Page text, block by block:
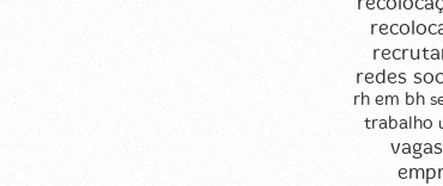
redes
rh em bh
trabalho